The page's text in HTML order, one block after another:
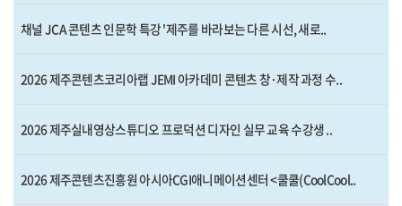
채널 JCA 콘텐츠 인문학 특강 '제주를 바라보는 다른 시선, 새로..
2026 제주콘텐츠코리아랩 JEMI 아카데미 콘텐츠 창·제작 과정 수..
2026 제주실내영상스튜디오 프로덕션 디자인 실무 교육 수강생 ..
2026 제주콘텐츠진흥원 아시아CGI애니메이션센터 <쿨쿨(CoolCool..